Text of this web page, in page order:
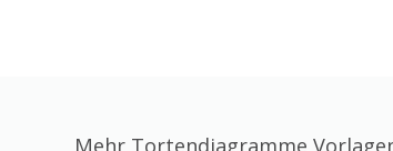
Mehr Tortendiagramme